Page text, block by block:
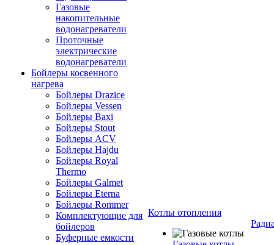
Газовые
накопительные
водонагреватели
Проточные
электрические
водонагреватели
Бойлеры косвенного
нагрева
Бойлеры Drazice
Бойлеры Vessen
Бойлеры Baxi
Бойлеры Stout
Бойлеры ACV
Бойлеры Hajdu
Бойлеры Royal
Thermo
Бойлеры Galmet
Бойлеры Eterna
Бойлеры Rommer
Комплектующие для
бойлеров
Буферные емкости
Котлы отопления